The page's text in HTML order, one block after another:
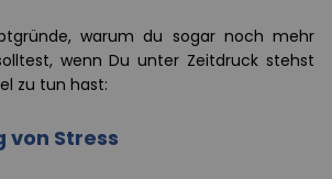
warum du sogar noch mehr
wenn Du unter Zeitdruck stehst
zu tun hast:
von Stress